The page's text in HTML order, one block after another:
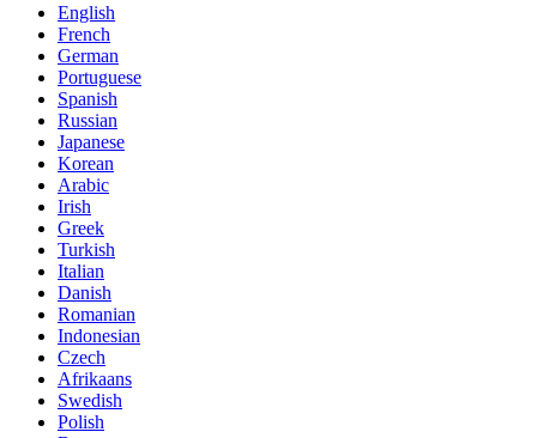
English
French
German
Portuguese
Spanish
Russian
Japanese
Korean
Arabic
Irish
Greek
Turkish
Italian
Danish
Romanian
Indonesian
Czech
Afrikaans
Swedish
Polish